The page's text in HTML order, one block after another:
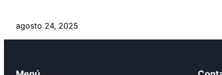
agosto 24, 2025